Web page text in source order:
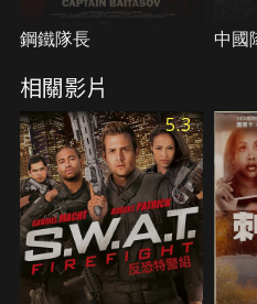
鋼鐵隊長 中國
相關影片
5.3